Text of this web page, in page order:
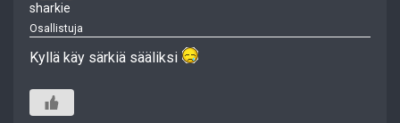
sharkie
Osallistuja
Kyllä käy särkiä sääliksi